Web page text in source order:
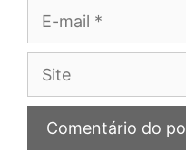
Site